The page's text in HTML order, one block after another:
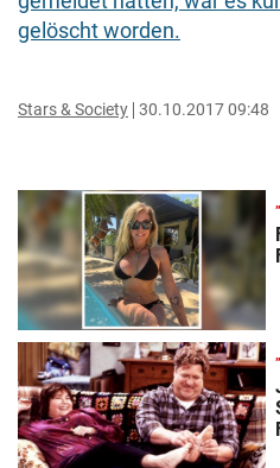
gelöscht worden.
Stars & Society 30.10.2017 09:48